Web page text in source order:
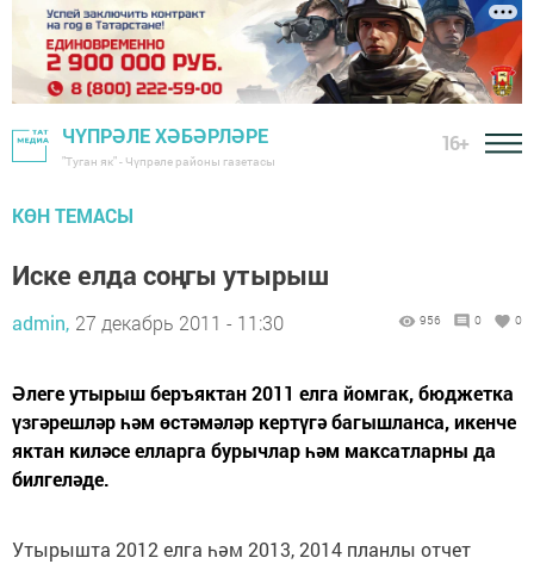
ЧҮПРӘЛЕ ХӘБӘРЛӘРЕ
"Туган як" - Чүпрәле районы газетасы
16+
КӨН ТЕМАСЫ
Иске елда соңгы утырыш
admin, 27 декабрь 2011 - 11:30 956 0 0
Әлеге утырыш беръяктан 2011 елга йомгак, бюджетка
үзгәрешләр һәм өстәмәләр кертүгә багышланса, икенче
яктан киләсе елларга бурычлар һәм максатларны да
билгеләде.
Утырышта 2012 елга һәм 2013, 2014 планлы отчет